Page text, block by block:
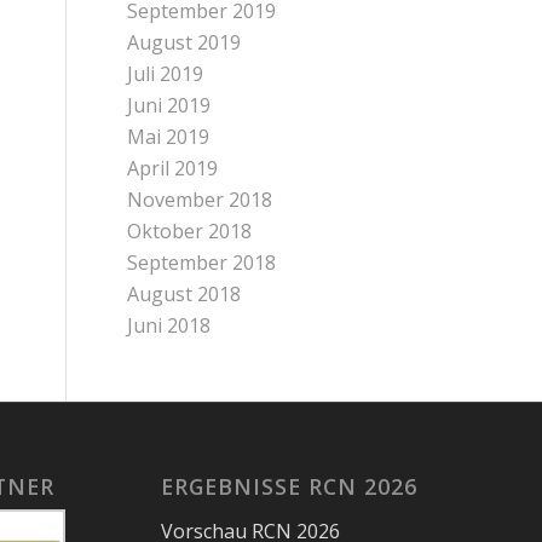
September 2019
August 2019
Juli 2019
Juni 2019
Mai 2019
April 2019
November 2018
Oktober 2018
September 2018
August 2018
Juni 2018
ERGEBNISSE RCN 2026
Vorschau RCN 2026